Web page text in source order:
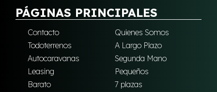
PÁGINAS PRINCIPALES
Contacto
Quienes Somos
Todoterrenos
A Largo Plazo
Autocaravanas
Segunda Mano
Leasing
Pequeños
Barato
7 plazas